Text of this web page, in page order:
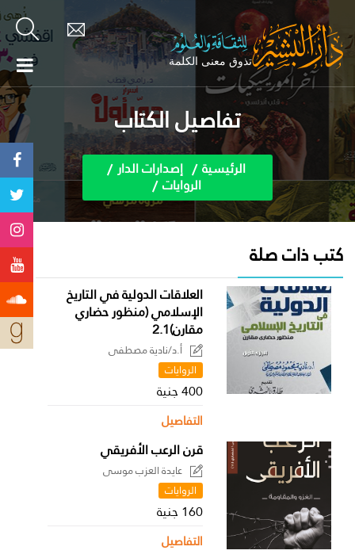
تفاصيل الكتاب
الرئيسية إصدارات الدار
الروايات
كتب ذات صلة
العلاقات الدولية في التاريخ
الإسلامي (منظور حضاري
مقارن)2.1
أ.د/نادية مصطفى
الروايات
400 جنية
التفاصيل
قرن الرعب الأفريقي
عايدة العزب موسى
الروايات
160 جنية
التفاصيل